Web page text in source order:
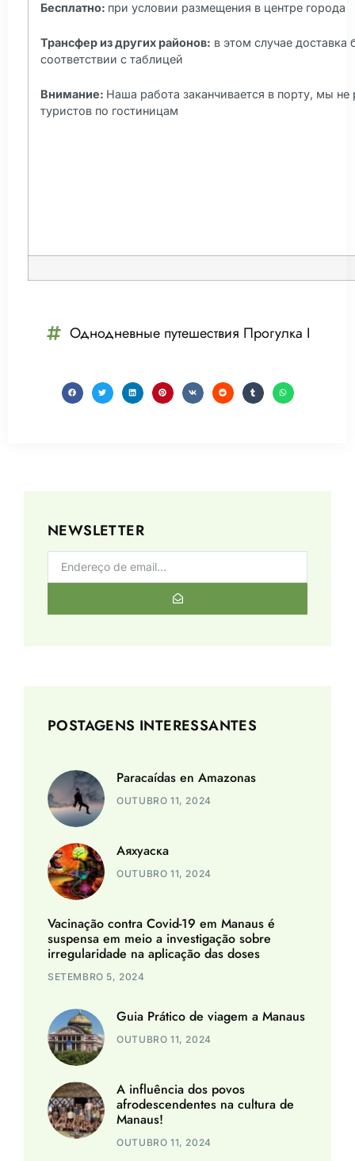
Бесплатно: при условии размещения в центре города
Трансфер из других районов: в этом случае доставка
соответствии с таблицей
Внимание: Наша работа заканчивается в порту, мы не
туристов по гостиницам
Однодневные путешествия Прогулка I
NEWSLETTER
POSTAGENS INTERESSANTES
Paracaídas en Amazonas
OUTUBRO 11, 2024
Аяхуаска
OUTUBRO 11, 2024
Vacinação contra Covid-19 em Manaus é
suspensa em meio a investigação sobre
irregularidade na aplicação das doses
SETEMBRO 5, 2024
Guia Prático de viagem a Manaus
OUTUBRO 11, 2024
A influência dos povos
afrodescendentes na cultura de
Manaus!
OUTUBRO 11, 2024